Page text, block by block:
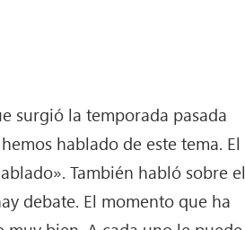
surgió la temporada pasada
hablado de este tema. El
También habló sobre el
debate. El momento que ha